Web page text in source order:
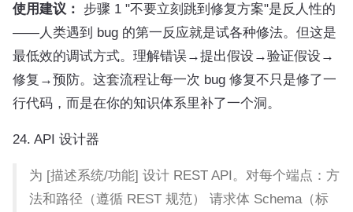
使用建议： 步骤 1 "不要立刻跳到修复方案"是反人性的
——人类遇到 bug 的第一反应就是试各种修法。但这是
最低效的调试方式。理解错误→提出假设→验证假设→
修复→预防。这套流程让每一次 bug 修复不只是修了一
行代码，而是在你的知识体系里补了一个洞。
24. API 设计器
为 [描述系统/功能] 设计 REST API。对每个端点：方
法和路径（遵循 REST 规范） 请求体 Schema（标